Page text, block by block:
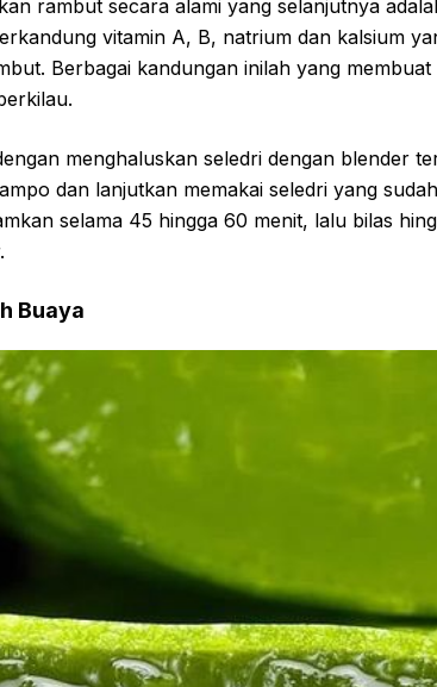
rambut secara alami yang selanjutnya
vitamin A, B, natrium dan kalsium
Berbagai kandungan inilah yang
menghaluskan seledri dengan blender
dan lanjutkan memakai seledri yang
selama 45 hingga 60 menit, lalu bilas
Buaya